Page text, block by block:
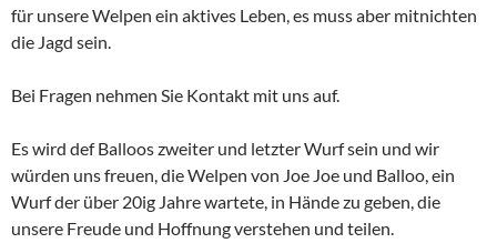
für unsere Welpen ein aktives Leben, es muss aber mitnichten
die Jagd sein.
Bei Fragen nehmen Sie Kontakt mit uns auf.
Es wird def Balloos zweiter und letzter Wurf sein und wir
würden uns freuen, die Welpen von Joe Joe und Balloo, ein
Wurf der über 20ig Jahre wartete, in Hände zu geben, die
unsere Freude und Hoffnung verstehen und teilen.